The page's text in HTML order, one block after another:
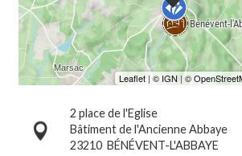
2 place de l'Eglise
Bâtiment de l'Ancienne Abbaye
23210 BÉNÉVENT-L'ABBAYE